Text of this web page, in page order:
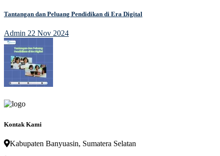
Tantangan dan Peluang Pendidikan di Era Digital
Admin 22 Nov 2024
Kontak Kami
Kabupaten Banyuasin, Sumatera Selatan